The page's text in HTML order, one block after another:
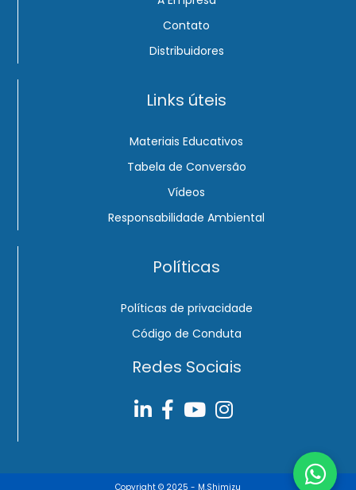
Contato
Distribuidores
Links úteis
Materiais Educativos
Tabela de Conversão
Vídeos
Responsabilidade Ambiental
Políticas
Políticas de privacidade
Código de Conduta
Redes Sociais
Copyright © 2025 - M.Shimizu